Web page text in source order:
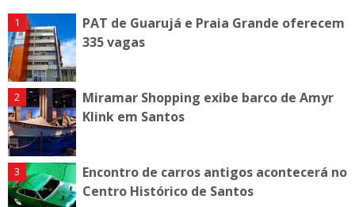
PAT de Guarujá e Praia Grande oferecem
335 vagas
Miramar Shopping exibe barco de Amyr
Klink em Santos
Encontro de carros antigos acontecerá no
Centro Histórico de Santos